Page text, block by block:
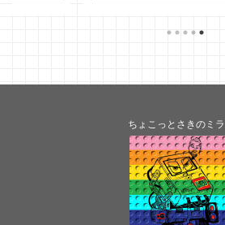
に付けるこ
す。特に、スマートコント
おり、実践的なスキルを身
プロイメントなどのプロセ
て、実際に ...
ちょこっとさきのミ